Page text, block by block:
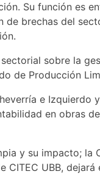
Su función es
de brechas del
sobre la
de Producción
e Izquierdo
en obras
y su impacto; la
CITEC UBB, dejará